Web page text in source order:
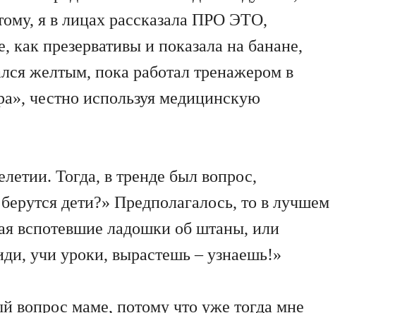
я в лицах рассказала ПРО ЭТО,
как презервативы и показала на банане,
желтым, пока работал тренажером в
честно используя медицинскую
Тогда, в тренде был вопрос,
дети?» Предполагалось, то в лучшем
вспотевшие ладошки об штаны, или
учи уроки, вырастешь – узнаешь!»
вопрос маме, потому что уже тогда мне